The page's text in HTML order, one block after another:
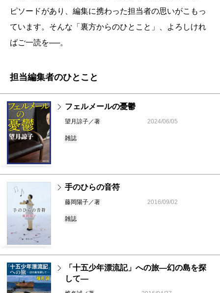
ピソードがあり、編集に携わった担当者の思いがこもっ
ています。そんな「裏方からのひとこと」、よろしけれ
ばご一読を──。
担当編集者のひとこと
フェルメールの憂鬱
望月諒子／著 2024/06/05
雑誌
手のひらの音符
藤岡陽子／著 2016/09/02
雑誌
「十五少年漂流記」への旅―幻の島を探
して―